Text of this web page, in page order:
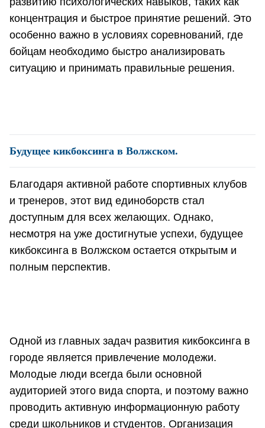
концентрация и быстрое принятие решений. Это
особенно важно в условиях соревнований, где
бойцам необходимо быстро анализировать
ситуацию и принимать правильные решения.
Будущее кикбоксинга в Волжском.
Благодаря активной работе спортивных клубов
и тренеров, этот вид единоборств стал
доступным для всех желающих. Однако,
несмотря на уже достигнутые успехи, будущее
кикбоксинга в Волжском остается открытым и
полным перспектив.
Одной из главных задач развития кикбоксинга в
городе является привлечение молодежи.
Молодые люди всегда были основной
аудиторией этого вида спорта, и поэтому важно
проводить активную информационную работу
среди школьников и студентов. Организация